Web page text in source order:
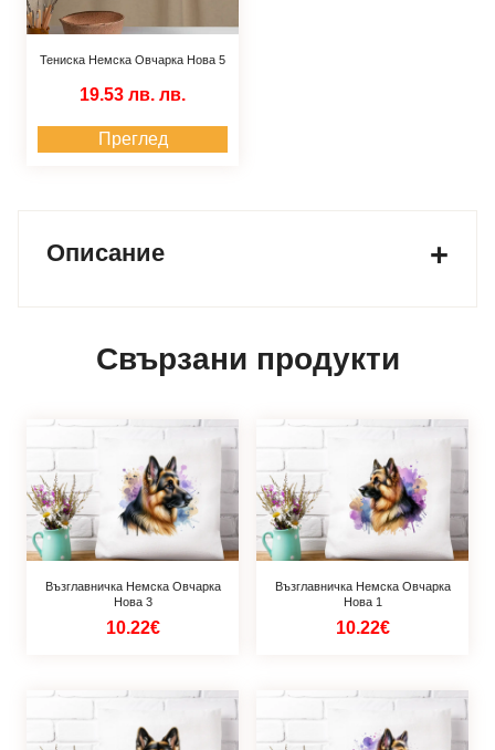
Тениска Немска Овчарка Нова 5
19.53 лв. лв.
Преглед
Описание
Свързани продукти
Възглавничка Немска Овчарка
Нова 3
10.22€
Възглавничка Немска Овчарка
Нова 1
10.22€